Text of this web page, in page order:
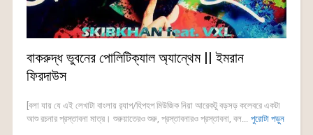
বাকরুদ্ধ ভুবনের পোলিটিক্যাল অ্যান্থেম || ইমরান
ফিরদাউস
[বলা যায় যে এই লেখাটা বাংলায় র‍্যাপ/হিপহপ মিউজিক নিয়া আরেকটু বড়সড় কলেবরে একটা
আশু রচনার প্রস্তাবনা মাত্র। শুরুয়াতেরও শুরু, প্রস্তাবনারও প্রস্তাবনা, বল... পুরোটা পড়ুন